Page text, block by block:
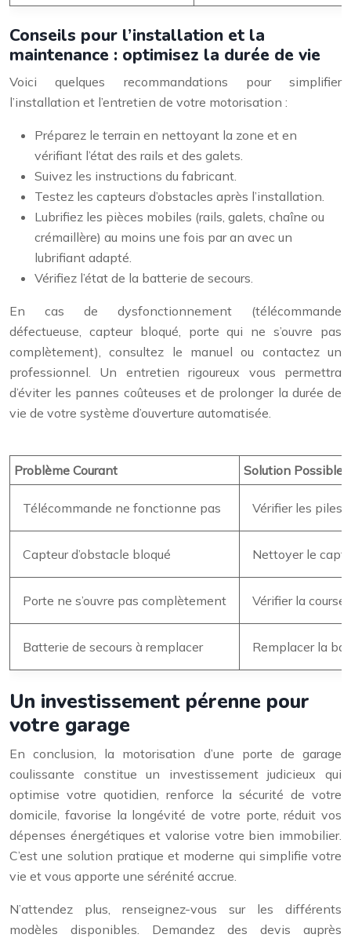
Conseils pour l’installation et la
maintenance : optimisez la durée de vie
Voici quelques recommandations pour simplifier
l’installation et l’entretien de votre motorisation :
Préparez le terrain en nettoyant la zone et en
vérifiant l’état des rails et des galets.
Suivez les instructions du fabricant.
Testez les capteurs d’obstacles après l’installation.
Lubrifiez les pièces mobiles (rails, galets, chaîne ou
crémaillère) au moins une fois par an avec un
lubrifiant adapté.
Vérifiez l’état de la batterie de secours.
En cas de dysfonctionnement (télécommande
défectueuse, capteur bloqué, porte qui ne s’ouvre pas
complètement), consultez le manuel ou contactez un
professionnel. Un entretien rigoureux vous permettra
d’éviter les pannes coûteuses et de prolonger la durée de
vie de votre système d’ouverture automatisée.
Problème Courant Solution Possible
Télécommande ne fonctionne pas Vérifier les
Capteur d’obstacle bloqué Nettoyer le
Porte ne s’ouvre pas complètement Vérifier la course
Batterie de secours à remplacer Remplacer la
Un investissement pérenne pour
votre garage
En conclusion, la motorisation d’une porte de garage
coulissante constitue un investissement judicieux qui
optimise votre quotidien, renforce la sécurité de votre
domicile, favorise la longévité de votre porte, réduit vos
dépenses énergétiques et valorise votre bien immobilier.
C’est une solution pratique et moderne qui simplifie votre
vie et vous apporte une sérénité accrue.
N’attendez plus, renseignez-vous sur les différents
modèles disponibles. Demandez des devis auprès